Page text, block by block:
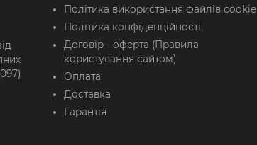
Політика використання файлів cookie
Політика конфіденційності
Договір - оферта (Правила
користування сайтом)
Оплата
Доставка
Гарантія